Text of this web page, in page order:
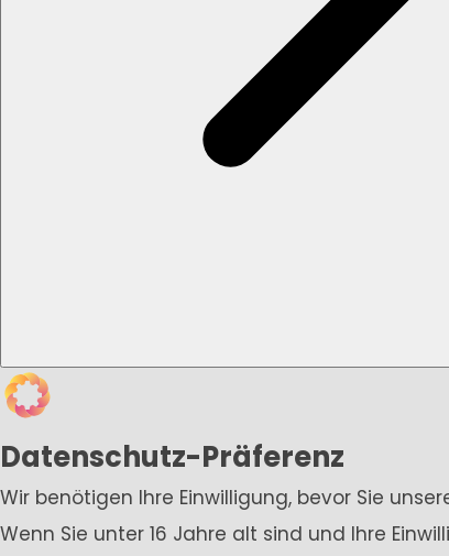
Datenschutz-Präferenz
Wir benötigen Ihre Einwilligung, bevor Sie
Wenn Sie unter 16 Jahre alt sind und Ihre